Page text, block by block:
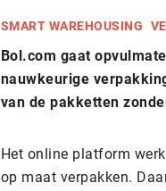
SMART WAREHOUSING
Bol.com gaat
nauwkeurige
van de pakketten
Het online platform
op maat verpakken.